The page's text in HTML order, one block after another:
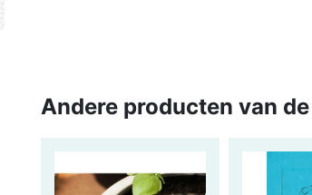
Andere producten van